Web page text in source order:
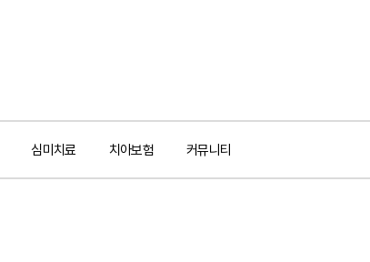
심미치료 치아보험 커뮤니티